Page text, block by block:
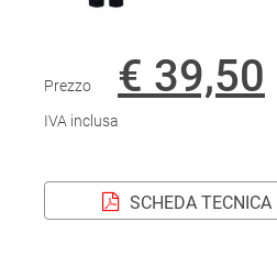
Prezzo € 39,50
IVA inclusa
SCHEDA TECNICA